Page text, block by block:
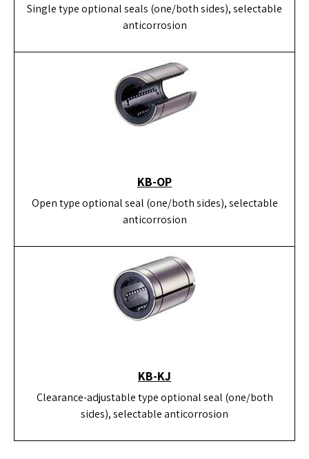
Single type optional seals (one/both sides), selectable
anticorrosion
KB-OP
Open type optional seal (one/both sides), selectable
anticorrosion
KB-KJ
Clearance-adjustable type optional seal (one/both
sides), selectable anticorrosion